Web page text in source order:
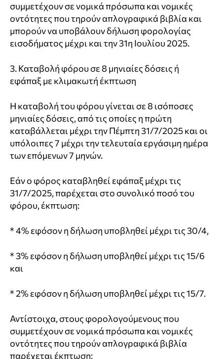
συμμετέχουν σε νομικά πρόσωπα και νομικές
οντότητες που τηρούν απλογραφικά βιβλία και
μπορούν να υποβάλουν δήλωση φορολογίας
εισοδήματος μέχρι και την 31η Ιουλίου 2025.
3. Καταβολή φόρου σε 8 μηνιαίες δόσεις ή
εφάπαξ με κλιμακωτή έκπτωση
Η καταβολή του φόρου γίνεται σε 8 ισόποσες
μηνιαίες δόσεις, από τις οποίες η πρώτη
καταβάλλεται μέχρι την Πέμπτη 31/7/2025 και οι
υπόλοιπες 7 μέχρι την τελευταία εργάσιμη ημέρα
των επόμενων 7 μηνών.
Εάν ο φόρος καταβληθεί εφάπαξ μέχρι τις
31/7/2025, παρέχεται στο συνολικό ποσό του
φόρου, έκπτωση:
* 4% εφόσον η δήλωση υποβληθεί μέχρι τις 30/4,
* 3% εφόσον η δήλωση υποβληθεί μέχρι τις 15/6
και
* 2% εφόσον η δήλωση υποβληθεί μέχρι τις 15/7.
Αντίστοιχα, στους φορολογούμενους που
συμμετέχουν σε νομικά πρόσωπα και νομικές
οντότητες που τηρούν απλογραφικά βιβλία
παρέχεται έκπτωση: